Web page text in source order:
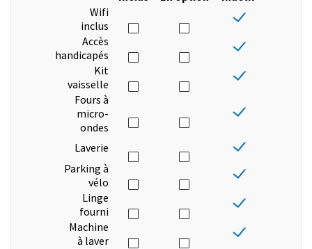
Wifi
inclus
Accès
handicapés
Kit
vaisselle
Fours à
micro-
ondes
Laverie
Parking à
vélo
Linge
fourni
Machine
à laver